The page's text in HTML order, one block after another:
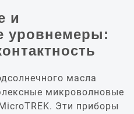
и
уровнемеры:
масла
микроволновые
Эти приборы